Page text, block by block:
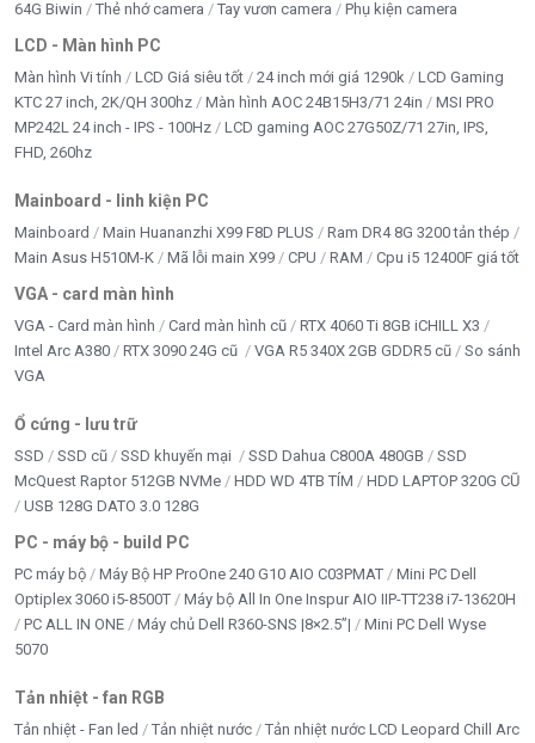
64G Biwin Thẻ nhớ camera Tay vươn camera Phụ kiện camera
LCD - Màn hình PC
Màn hình Vi tính LCD Giá siêu tốt 24 inch mới giá 1290k
LCD Gaming
KTC 27 inch, 2K/QH 300hz
Màn hình AOC 24B15H3/71 24in
MSI PRO
MP242L 24 inch - IPS - 100Hz
LCD gaming AOC 27G50Z/71 27in, IPS,
FHD, 260hz
Mainboard - linh kiện PC
Mainboard Main Huananzhi X99 F8D PLUS
Ram DR4 8G 3200 tản thép
Main Asus H510M-K
Mã lỗi main X99 CPU RAM Cpu i5 12400F giá tốt
VGA - card màn hình
VGA - Card màn hình Card màn hình cũ
RTX 4060 Ti 8GB iCHILL X3
Intel Arc A380
RTX 3090 24G cũ VGA R5 340X 2GB GDDR5 cũ
So sánh
VGA
Ổ cứng - lưu trữ
SSD SSD cũ SSD khuyến mại SSD Dahua C800A 480GB
SSD
McQuest Raptor 512GB NVMe
HDD WD 4TB TÍM
HDD LAPTOP 320G CŨ
USB 128G DATO 3.0 128G
PC - máy bộ - build PC
PC máy bộ Máy Bộ HP ProOne 240 G10 AIO C03PMAT
Mini PC Dell
Optiplex 3060 i5-8500T
Máy bộ All In One Inspur AIO IIP-TT238 i7-13620H
PC ALL IN ONE
Máy chủ Dell R360-SNS |8×2.5”|
Mini PC Dell Wyse
5070
Tản nhiệt - fan RGB
Tản nhiệt - Fan led Tản nhiệt nước
Tản nhiệt nước LCD Leopard Chill Arc